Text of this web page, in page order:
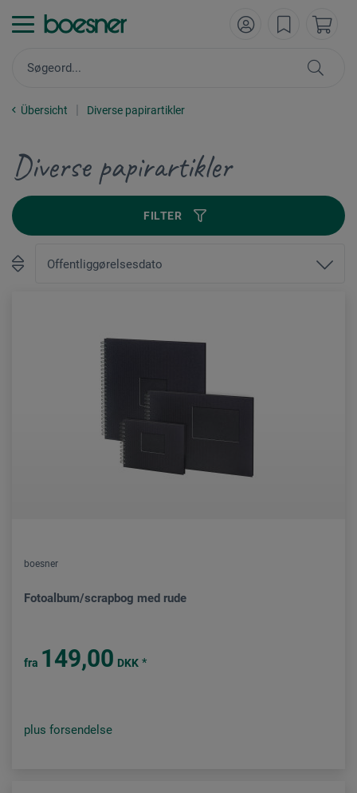
Übersicht Diverse papirartikler
Diverse papirartikler
FILTER
boesner
Fotoalbum/scrapbog med rude
fra 149,00 DKK *
plus forsendelse